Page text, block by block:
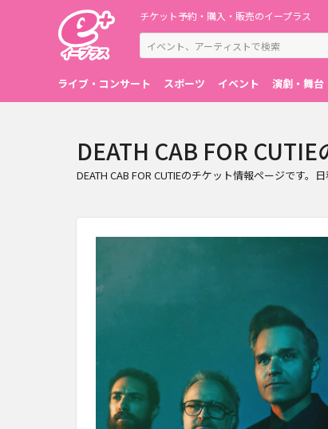
チケット予約・購入・販売のイープラス
ライブ・コンサート スポーツ イベント 演劇・舞台
DEATH CAB FOR
DEATH CAB FOR CUTIEのチケット情報ページです